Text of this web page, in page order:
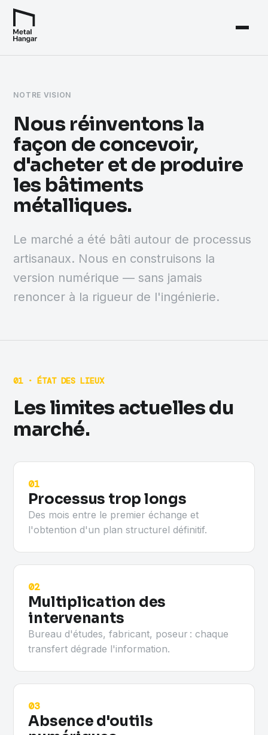
NOTRE VISION
Nous réinventons la
façon de concevoir,
d'acheter et de produire
les bâtiments
métalliques.
Le marché a été bâti autour de processus
artisanaux. Nous en construisons la
version numérique — sans jamais
renoncer à la rigueur de l'ingénierie.
01 · ÉTAT DES LIEUX
Les limites actuelles du
marché.
01
Processus trop longs
Des mois entre le premier échange et
l'obtention d'un plan structurel définitif.
02
Multiplication des
intervenants
Bureau d'études, fabricant, poseur : chaque
transfert dégrade l'information.
03
Absence d'outils